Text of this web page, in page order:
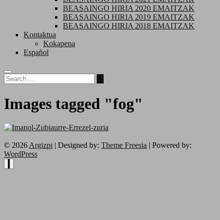
BEASAINGO HIRIA 2020 EMAITZAK
BEASAINGO HIRIA 2019 EMAITZAK
BEASAINGO HIRIA 2018 EMAITZAK
Kontaktua
Kokapena
Español
Images tagged "fog"
© 2026 Argizpi | Designed by: Theme Freesia | Powered by:
WordPress